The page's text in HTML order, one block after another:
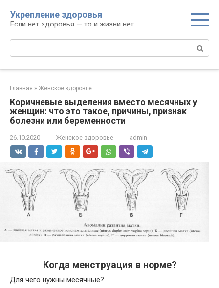
контенту
Укрепление здоровья
Если нет здоровья — то и жизни нет
Поиск:
Главная » Женское здоровье
Коричневые выделения вместо месячных у
женщин: что это такое, причины, признак
болезни или беременности
26.10.2020 Женское здоровье admin
Когда менструация в норме?
Для чего нужны месячные?